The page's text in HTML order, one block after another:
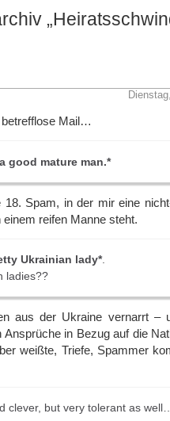
betrefflose Mail…
good mature man.*
Spam, in der mir eine
reifen Manne steht.
Ukrainian lady*.
ladies??
aus der Ukraine vernarrt –
in Bezug auf die
weißte, Triefe, Spammer
clever, but very tolerant as well…